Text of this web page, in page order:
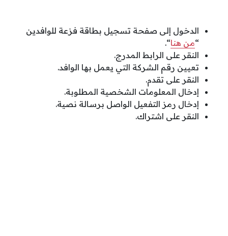
الدخول إلى صفحة تسجيل بطاقة فزعة للوافدين
“من هنا“.
النقر على الرابط المدرج.
تعيين رقم الشركة التي يعمل بها الوافد.
النقر على تقدم.
إدخال المعلومات الشخصية المطلوبة.
إدخال رمز التفعيل الواصل برسالة نصية.
النقر على اشتراك.